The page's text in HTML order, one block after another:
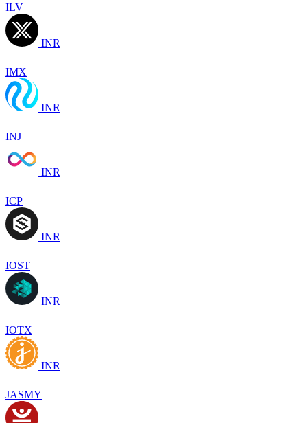
ILV
INR
IMX
INR
INJ
INR
ICP
INR
IOST
INR
IOTX
INR
JASMY